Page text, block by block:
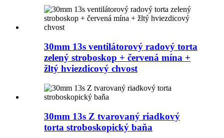
30mm 13s ventilátorový radový torta
zelený stroboskop + červená mína +
žltý hviezdicový chvost
30mm 13s Z tvarovaný riadkový
torta stroboskopický baňa